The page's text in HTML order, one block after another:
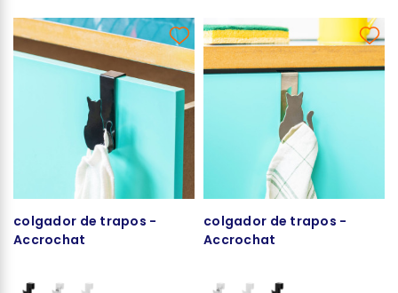
colgador de trapos -
Accrochat
colgador de trapos -
Accrochat